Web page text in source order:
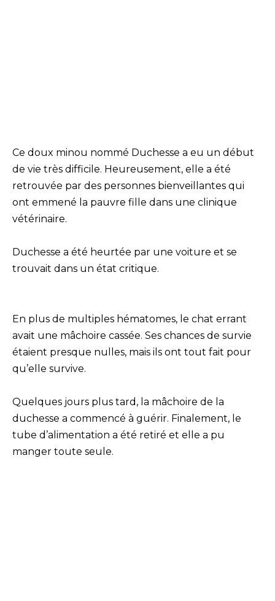
Ce doux minou nommé Duchesse a eu un début
de vie très difficile. Heureusement, elle a été
retrouvée par des personnes bienveillantes qui
ont emmené la pauvre fille dans une clinique
vétérinaire.
Duchesse a été heurtée par une voiture et se
trouvait dans un état critique.
En plus de multiples hématomes, le chat errant
avait une mâchoire cassée. Ses chances de survie
étaient presque nulles, mais ils ont tout fait pour
qu’elle survive.
Quelques jours plus tard, la mâchoire de la
duchesse a commencé à guérir. Finalement, le
tube d’alimentation a été retiré et elle a pu
manger toute seule.